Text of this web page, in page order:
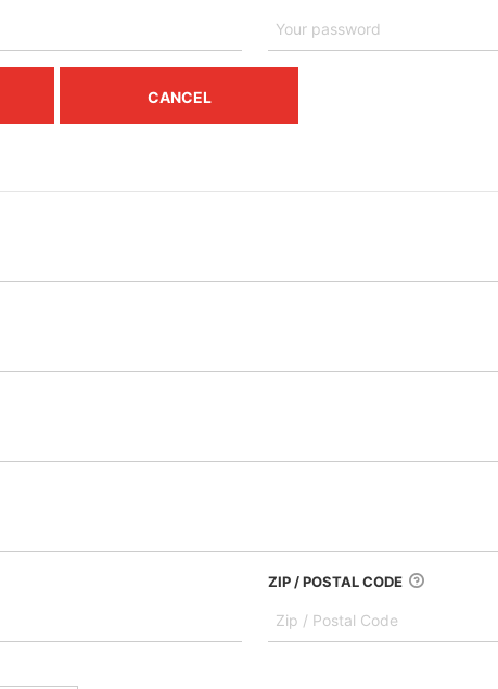
ZIP / POSTAL CODE